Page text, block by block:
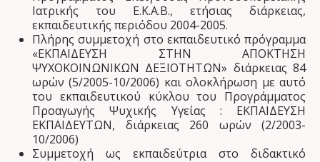
Ιατρικής του Ε.Κ.Α.Β., ετήσιας διάρκειας,
εκπαιδευτικής περιόδου 2004-2005.
Πλήρης συμμετοχή στο εκπαιδευτικό πρόγραμμα
«ΕΚΠΑΙΔΕΥΣΗ ΣΤΗΝ ΑΠΟΚΤΗΣΗ
ΨΥΧΟΚΟΙΝΩΝΙΚΩΝ ΔΕΞΙΟΤΗΤΩΝ» διάρκειας 84
ωρών (5/2005-10/2006) και ολοκλήρωση με αυτό
του εκπαιδευτικού κύκλου του Προγράμματος
Προαγωγής Ψυχικής Υγείας : ΕΚΠΑΙΔΕΥΣΗ
ΕΚΠΑΙΔΕΥΤΩΝ, διάρκειας 260 ωρών (2/2003-
10/2006)
Συμμετοχή ως εκπαιδεύτρια στο διδακτικό